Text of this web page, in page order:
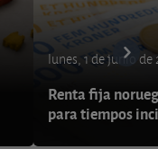
lunes, 1 de junio de
Renta fija
para tiempos